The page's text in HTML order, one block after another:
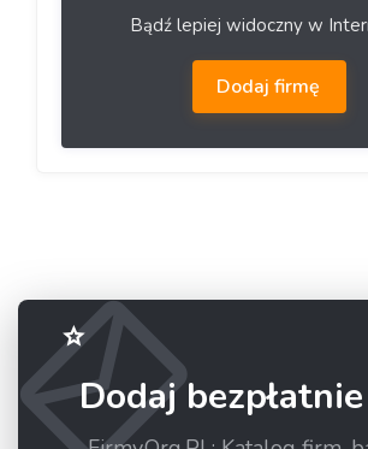
Bądź lepiej widoczny w
Dodaj firmę
Dodaj